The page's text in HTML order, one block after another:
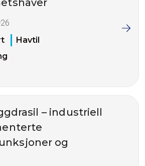
Havtil
– industriell
og